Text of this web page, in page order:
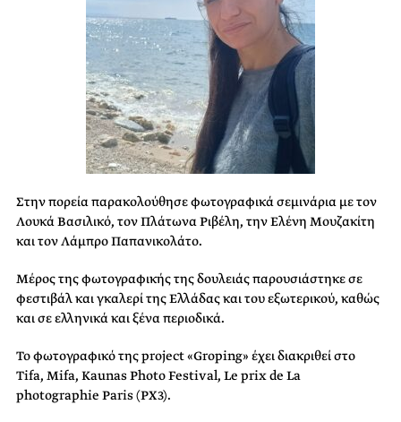
Στην πορεία παρακολούθησε φωτογραφικά σεμινάρια με τον
Λουκά Βασιλικό, τον Πλάτωνα Ριβέλη, την Ελένη Μουζακίτη
και τον Λάμπρο Παπανικολάτο.
Μέρος της φωτογραφικής της δουλειάς παρουσιάστηκε σε
φεστιβάλ και γκαλερί της Ελλάδας και του εξωτερικού, καθώς
και σε ελληνικά και ξένα περιοδικά.
Το φωτογραφικό της project «Groping» έχει διακριθεί στο
Tifa, Mifa, Kaunas Photo Festival, Le prix de La
photographie Paris (PX3).